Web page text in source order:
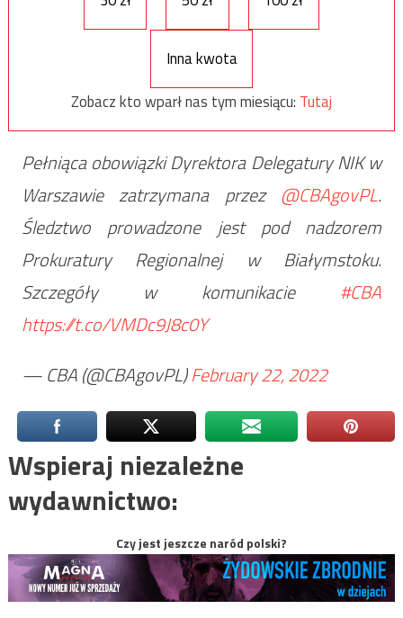
Inna kwota
Zobacz kto wparł nas tym miesiącu: Tutaj
Pełniąca obowiązki Dyrektora Delegatury NIK w
Warszawie zatrzymana przez @CBAgovPL.
Śledztwo prowadzone jest pod nadzorem
Prokuratury Regionalnej w Białymstoku.
Szczegóły w komunikacie #CBA
https://t.co/VMDc9J8c0Y
— CBA (@CBAgovPL)February 22, 2022
Wspieraj niezależne
wydawnictwo:
Czy jest jeszcze naród polski?